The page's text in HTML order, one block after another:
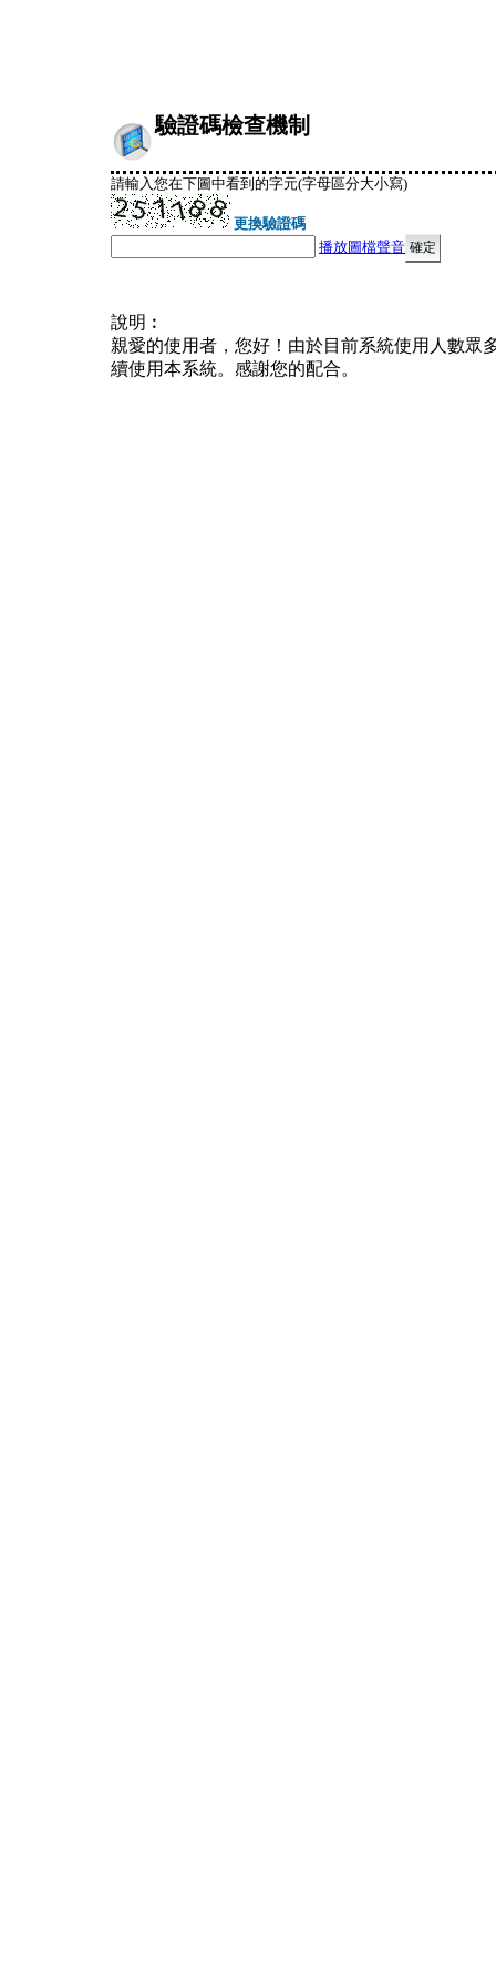
驗證碼檢查機制
請輸入您在下圖中看到的字元(字母區分大小寫)
更換驗證碼
播放圖檔聲音
說明︰
親愛的使用者，您好！由於目前系統使用人數眾
續使用本系統。感謝您的配合。